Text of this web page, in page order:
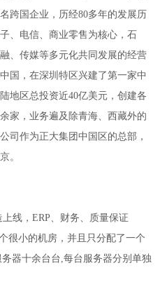
跨国企业，历经80多年的发展历
、电信、商业零售为核心，石
、传媒等多元化共同发展的经营
国，在深圳特区兴建了第一家中
地区总投资近40亿美元，创建各
家，业务遍及除青海、西藏外的
司作为正大集团中国区的总部，
。
线，ERP、财务、质量保证
很小的机房，并且只分配了一个
器十余台台,每台服务器分别单独